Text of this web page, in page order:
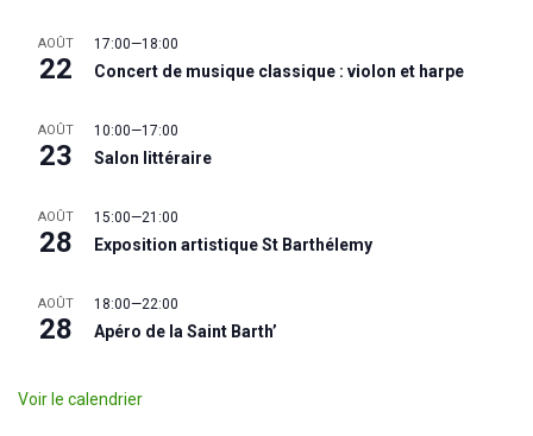
AOÛT
22
17:00—18:00
Concert de musique classique : violon et harpe
AOÛT
23
10:00—17:00
Salon littéraire
AOÛT
28
15:00—21:00
Exposition artistique St Barthélemy
AOÛT
28
18:00—22:00
Apéro de la Saint Barth’
Voir le calendrier